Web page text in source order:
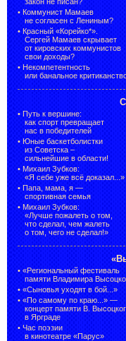
• Коммунист Мамаев
не согласен с Лениным?
• Красный «Корейко*».
Сергей Мамаев скрывает
от кировских коммунистов
свои доходы?
• Некомпетентность
или банальное
• Путь к вершине:
как спорт превращает
нас в победителей
• Юные баскетболистки
из Советска –
сильнейшие в области!
• Михаил Зубков:
«Я себе уже всё доказал...»
• Папа, мама, я —
спортивная семья
• Михаил Зубков:
«Лучше пожалеть о том,
что сделал, чем жалеть
о том, чего не сделал!»
• «Региональный фестиваль
памяти Владимира
• «Сыновья уходят в бой...»
• «По самому по краю...» —
концерт памяти В.
в Ярграде
• Час поэзии
в кинотеатре «Парус»